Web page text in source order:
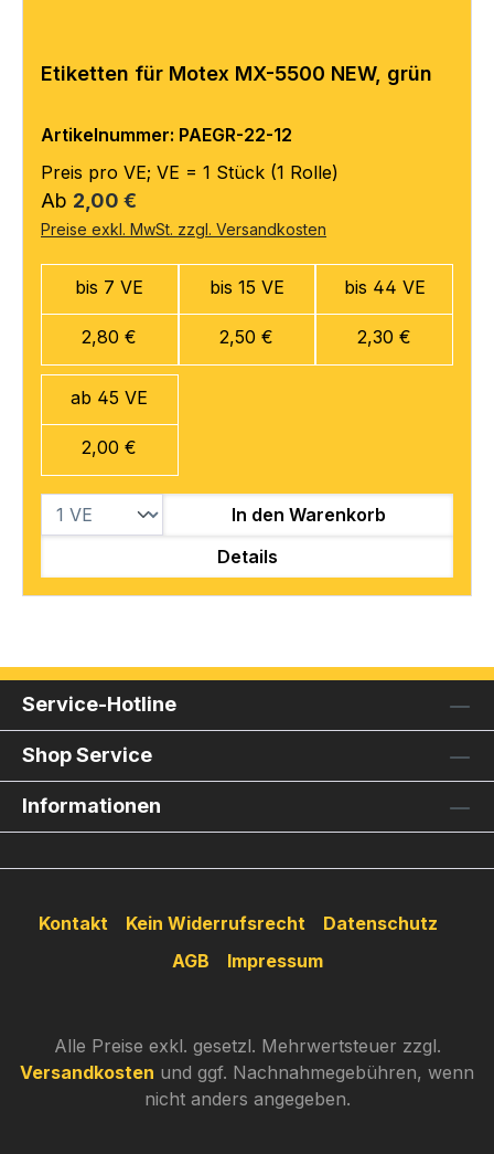
Etiketten für Motex MX-5500 NEW, grün
Artikelnummer: PAEGR-22-12
Preis pro VE; VE = 1 Stück (1 Rolle)
Regulärer Preis:
Ab 2,00 €
Preise exkl. MwSt. zzgl. Versandkosten
bis 7 VE
2,80 €
bis 15 VE
2,50 €
bis 44 VE
2,30 €
ab 45 VE
2,00 €
In den Warenkorb
Details
Service-Hotline
Shop Service
Informationen
Kontakt Kein Widerrufsrecht
Datenschutz
AGB
Impressum
Alle Preise exkl. gesetzl. Mehrwertsteuer zzgl.
Versandkosten und ggf. Nachnahmegebühren, wenn
nicht anders angegeben.